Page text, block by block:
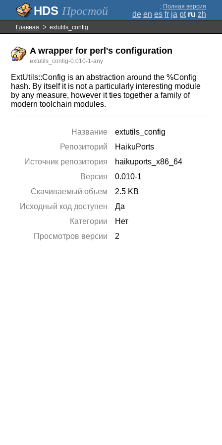
Простой ; Полная версия
de en es fr ja pt ru zh
Главная extutils_config
A wrapper for perl's configuration
extutils_config-0.010-1-any
ExtUtils::Config is an abstraction around the %Config
hash. By itself it is not a particularly interesting module
by any measure, however it ties together a family of
modern toolchain modules.
Название
extutils_config
Репозиторий
HaikuPorts
Источник репозитория
haikuports_x86_64
Версия
0.010-1
Скачиваемый объем
2.5 KB
Исходный код доступен
Да
Категории
Нет
Просмотров версии
2